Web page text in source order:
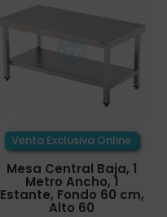
Venta Exclusiva Online
Mesa Central Baja, 1
Metro Ancho, 1
Estante, Fondo 60 cm,
Alto 60